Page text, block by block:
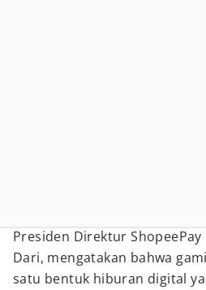
Presiden Direktur
Dari, mengatakan bahwa
satu bentuk hiburan digital